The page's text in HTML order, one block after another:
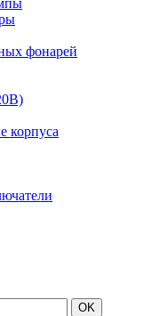
фонарей
корпуса